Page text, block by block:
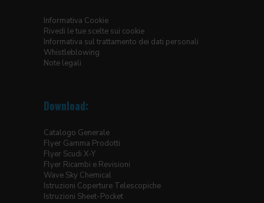
Informativa Cookie
Rivedi le tue scelte sui cookie
Informativa sul trattamento dei dati personali
Whistleblowing
Note legali
Download:
Catalogo Generale
Flyer Gamma Prodotti
Flyer Scudi X-Y
Flyer Ricambi e Revisioni
Wave Sky Chemical
Istruzioni Coperture Telescopiche
Istruzioni Sheet-Pocket